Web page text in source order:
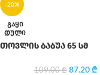
-20%
ᲒᲐᲧᲘ
ᲓᲣᲚᲘ
თოვლის ბაბუა 65 სმ
109.00₾ 87.20₾